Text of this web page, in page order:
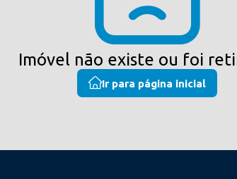
Imóvel não existe ou foi
Ir para página inicial